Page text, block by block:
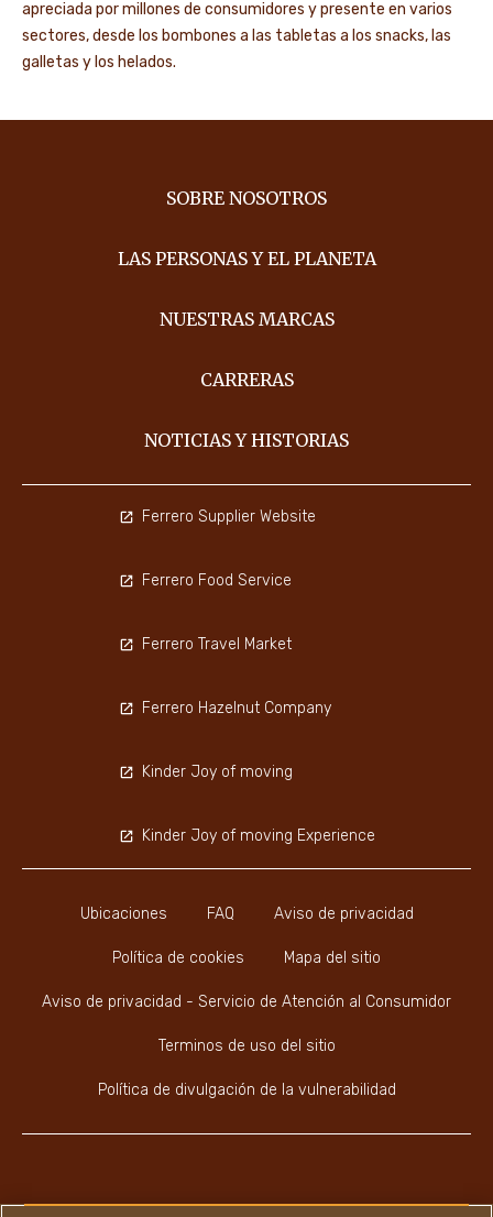
apreciada por millones de consumidores y presente en varios
sectores, desde los bombones a las tabletas a los snacks, las
galletas y los helados.
SOBRE NOSOTROS
LAS PERSONAS Y EL PLANETA
NUESTRAS MARCAS
CARRERAS
NOTICIAS Y HISTORIAS
Ubicaciones FAQ Aviso de privacidad
Política de cookies Mapa del sitio
Aviso de privacidad - Servicio de Atención al Consumidor
Terminos de uso del sitio
Política de divulgación de la vulnerabilidad
Ferrero Supplier Website
Ferrero Food Service
Ferrero Travel Market
Ferrero Hazelnut Company
Kinder Joy of moving
Kinder Joy of moving Experience